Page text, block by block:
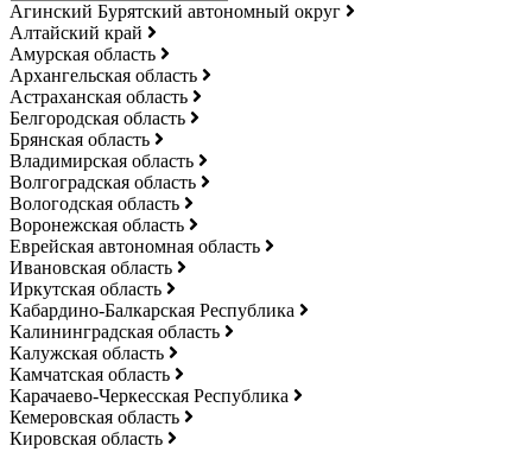
Агинский Бурятский автономный округ
Алтайский край
Амурская область
Архангельская область
Астраханская область
Белгородская область
Брянская область
Владимирская область
Волгоградская область
Вологодская область
Воронежская область
Еврейская автономная область
Ивановская область
Иркутская область
Кабардино-Балкарская Республика
Калининградская область
Калужская область
Камчатская область
Карачаево-Черкесская Республика
Кемеровская область
Кировская область